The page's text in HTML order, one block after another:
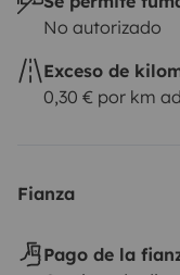
No autorizado
Exceso de
0,30 € por km
Fianza
Pago de la